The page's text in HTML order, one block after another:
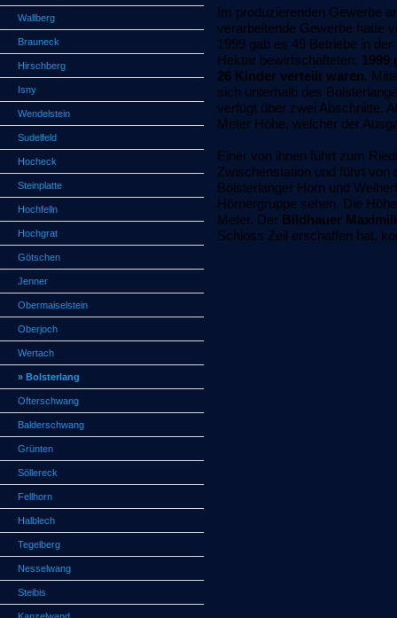
Wallberg
Brauneck
Hirschberg
Isny
Wendelstein
Sudelfeld
Hocheck
Steinplatte
Hochfelln
Hochgrat
Götschen
Jenner
Obermaiselstein
Oberjoch
Wertach
» Bolsterlang
Ofterschwang
Balderschwang
Grünten
Söllereck
Fellhorn
Halblech
Tegelberg
Nesselwang
Steibis
Im produzierenden Gewerbe
verarbeitende Gewerbe hatte
1999 gab es 49 Betriebe in
Hektar bewirtschafteten. 1999
26 Kinder verteilt waren.
sich unterhalb des
verfügt über zwei Abschnitte.
Meter Höhe, welcher der
Einer von ihnen führt zum
Zwischenstation und führt
Bolsterlanger Horn und
Hörnergruppe sehen. Die
Meter. Der Bildhauer
Schloss Zeil erschaffen hat,